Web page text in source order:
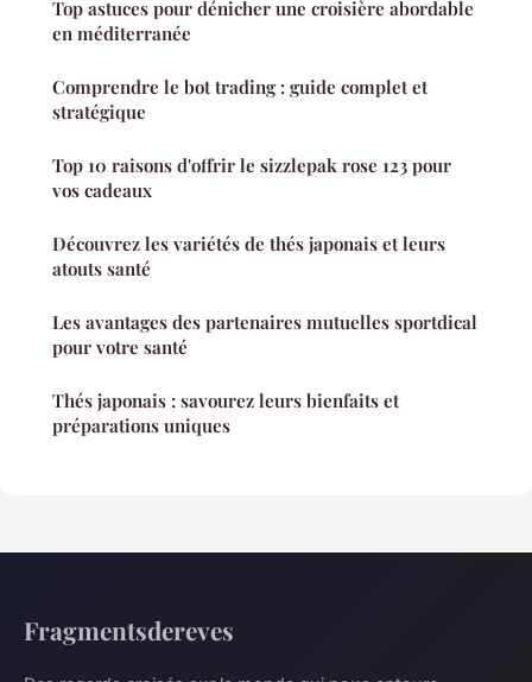
Top astuces pour dénicher une croisière abordable
en méditerranée
Comprendre le bot trading : guide complet et
stratégique
Top 10 raisons d'offrir le sizzlepak rose 123 pour
vos cadeaux
Découvrez les variétés de thés japonais et leurs
atouts santé
Les avantages des partenaires mutuelles sportdical
pour votre santé
Thés japonais : savourez leurs bienfaits et
préparations uniques
Fragmentsdereves